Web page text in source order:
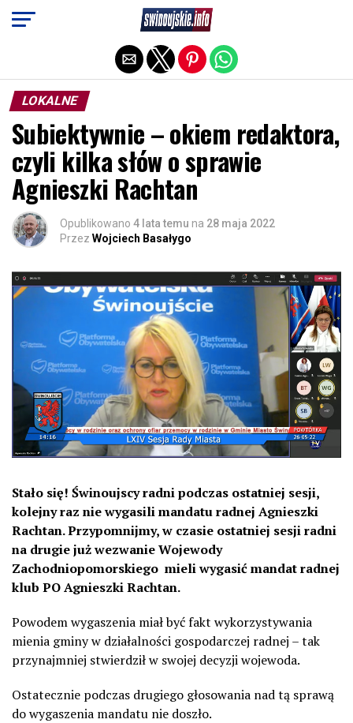
LOKALNE
Subiektywnie – okiem redaktora,
czyli kilka słów o sprawie
Agnieszki Rachtan
Opublikowano 4 lata temu na 28 maja 2022
Przez Wojciech Basałygo
Stało się! Świnoujscy radni podczas ostatniej sesji,
kolejny raz nie wygasili mandatu radnej Agnieszki
Rachtan.Przypomnijmy, w czasie ostatniej sesji radni
na drugie już wezwanie Wojewody
Zachodniopomorskiego mieli wygasić mandat radnej
klub PO Agnieszki Rachtan.
Powodem wygaszenia miał być fakt wykorzystywania
mienia gminy w działalności gospodarczej radnej – tak
przynajmniej stwierdził w swojej decyzji wojewoda.
Ostatecznie podczas drugiego głosowania nad tą sprawą
do wygaszenia mandatu nie doszło.
Exit mobile version